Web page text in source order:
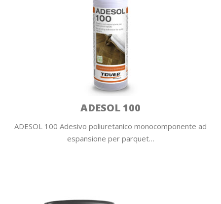
ADESOL 100
ADESOL 100 Adesivo poliuretanico monocomponente ad
espansione per parquet…